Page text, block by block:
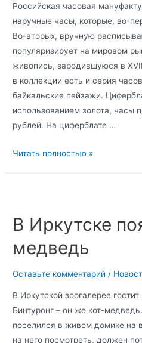
Российская часовая
наручные часы, которые, во-
Во-вторых, вручную
популяризирует на мировом
живопись, зародившуюся в
в коллекции есть и серия
байкальские пейзажи.
использованием золота, часы
рублей. На циферблате …
Читать полностью »
В Иркутске
медведь
Оставьте комментарий /
В Иркутской зоогалерее
Бинтуронг – он же кот-
поселился в живом домике на
на него посмотреть, должен